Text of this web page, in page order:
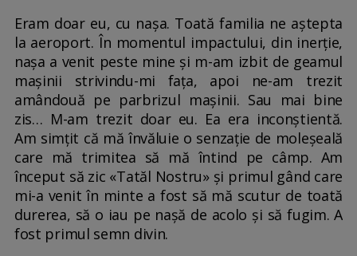
Eram doar eu, cu nașa. Toată familia ne aștepta
la aeroport. În momentul impactului, din inerție,
nașa a venit peste mine și m-am izbit de geamul
mașinii strivindu-mi fața, apoi ne-am trezit
amândouă pe parbrizul mașinii. Sau mai bine
zis… M-am trezit doar eu. Ea era inconștientă.
Am simțit că mă învăluie o senzație de moleșeală
care mă trimitea să mă întind pe câmp. Am
început să zic «Tatăl Nostru» și primul gând care
mi-a venit în minte a fost să mă scutur de toată
durerea, să o iau pe nașă de acolo și să fugim. A
fost primul semn divin.